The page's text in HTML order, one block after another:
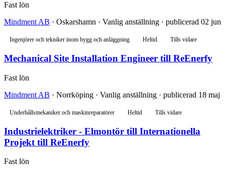
Fast lön
Mindment AB · Oskarshamn · Vanlig anställning · publicerad 02 jun
Ingenjörer och tekniker inom bygg och anläggning Heltid Tills vidare
Mechanical Site Installation Engineer till ReEnerfy
Fast lön
Mindment AB · Norrköping · Vanlig anställning · publicerad 18 maj
Underhållsmekaniker och maskinreparatörer Heltid Tills vidare
Industrielektriker - Elmontör till Internationella
Projekt till ReEnerfy
Fast lön